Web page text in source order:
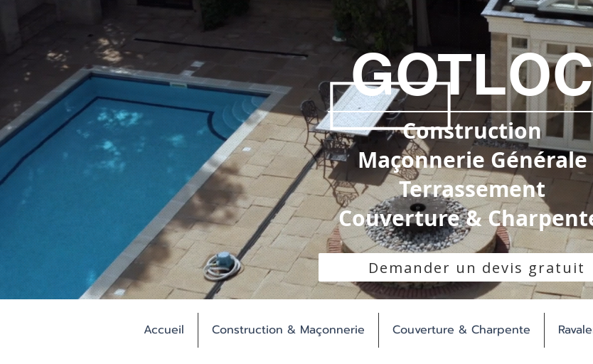
Construction
Maçonnerie Générale
Terrassement
Couverture &
Demander un devis gratuit
Accueil Construction & Maçonnerie Couverture & Charpente